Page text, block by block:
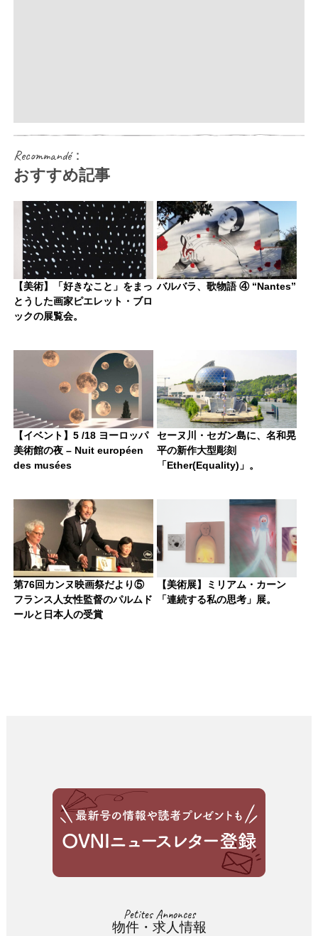
Recommandé：
おすすめ記事
【美術】「好きなこと」をまっ
とうした画家ピエレット・ブロ
ックの展覧会。
バルバラ、歌物語 ④ “Nantes”
【イベント】5 /18 ヨーロッパ
美術館の夜 – Nuit européen
des musées
セーヌ川・セガン島に、名和晃
平の新作大型彫刻
「Ether(Equality)」。
第76回カンヌ映画祭だより⑤
フランス人女性監督のパルムド
ールと日本人の受賞
【美術展】ミリアム・カーン
「連続する私の思考」展。
Petites Annonces
物件・求人情報